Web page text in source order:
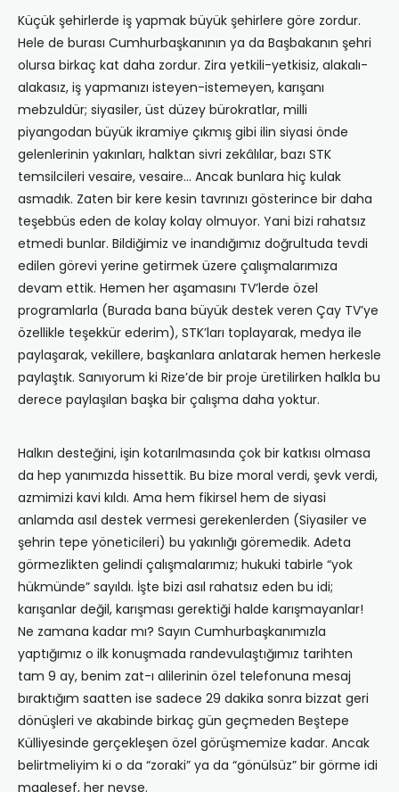
Küçük şehirlerde iş yapmak büyük şehirlere göre zordur.
Hele de burası Cumhurbaşkanının ya da Başbakanın şehri
olursa birkaç kat daha zordur. Zira yetkili-yetkisiz, alakalı-
alakasız, iş yapmanızı isteyen-istemeyen, karışanı
mebzuldür; siyasiler, üst düzey bürokratlar, milli
piyangodan büyük ikramiye çıkmış gibi ilin siyasi önde
gelenlerinin yakınları, halktan sivri zekâlılar, bazı STK
temsilcileri vesaire, vesaire… Ancak bunlara hiç kulak
asmadık. Zaten bir kere kesin tavrınızı gösterince bir daha
teşebbüs eden de kolay kolay olmuyor. Yani bizi rahatsız
etmedi bunlar. Bildiğimiz ve inandığımız doğrultuda tevdi
edilen görevi yerine getirmek üzere çalışmalarımıza
devam ettik. Hemen her aşamasını TV’lerde özel
programlarla (Burada bana büyük destek veren Çay TV’ye
özellikle teşekkür ederim), STK’ları toplayarak, medya ile
paylaşarak, vekillere, başkanlara anlatarak hemen herkesle
paylaştık. Sanıyorum ki Rize’de bir proje üretilirken halkla bu
derece paylaşılan başka bir çalışma daha yoktur.
Halkın desteğini, işin kotarılmasında çok bir katkısı olmasa
da hep yanımızda hissettik. Bu bize moral verdi, şevk verdi,
azmimizi kavi kıldı. Ama hem fikirsel hem de siyasi
anlamda asıl destek vermesi gerekenlerden (Siyasiler ve
şehrin tepe yöneticileri) bu yakınlığı göremedik. Adeta
görmezlikten gelindi çalışmalarımız; hukuki tabirle “yok
hükmünde” sayıldı. İşte bizi asıl rahatsız eden bu idi;
karışanlar değil, karışması gerektiği halde karışmayanlar!
Ne zamana kadar mı? Sayın Cumhurbaşkanımızla
yaptığımız o ilk konuşmada randevulaştığımız tarihten
tam 9 ay, benim zat-ı alilerinin özel telefonuna mesaj
bıraktığım saatten ise sadece 29 dakika sonra bizzat geri
dönüşleri ve akabinde birkaç gün geçmeden Beştepe
Külliyesinde gerçekleşen özel görüşmemize kadar. Ancak
belirtmeliyim ki o da “zoraki” ya da “gönülsüz” bir görme idi
maalesef, her neyse.